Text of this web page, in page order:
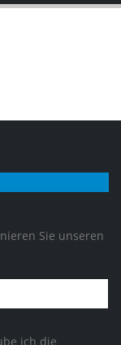
Sie unseren
ich die